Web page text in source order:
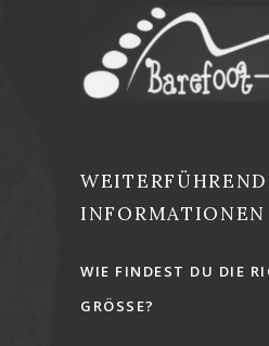
INFORMATIONEN
WIE FINDEST DU DIE
GRÖSSE?